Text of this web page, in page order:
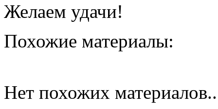
Желаем удачи!
Похожие материалы:
Нет похожих